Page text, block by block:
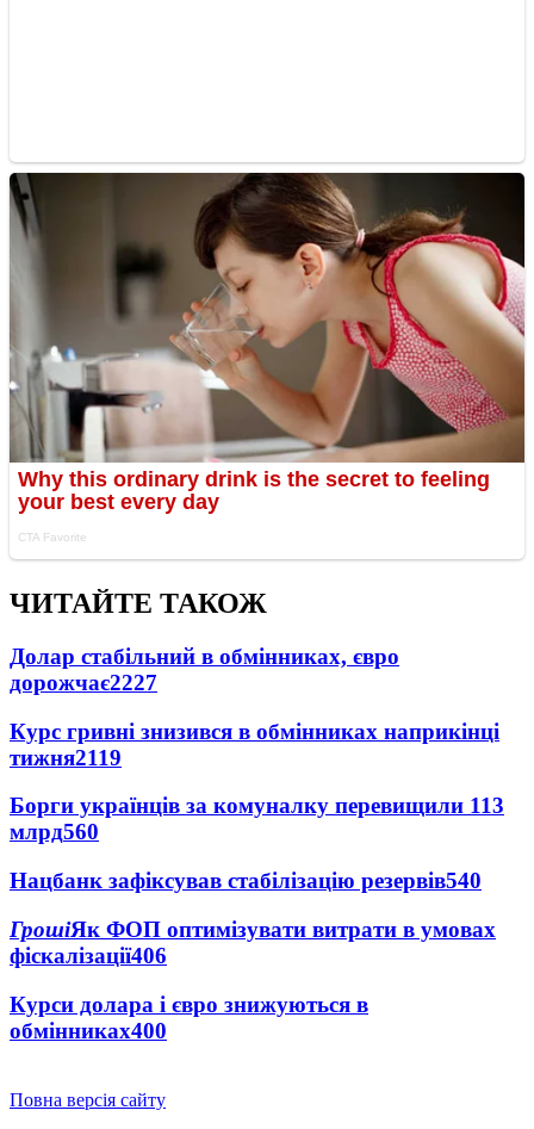
ЧИТАЙТЕ ТАКОЖ
Долар стабільний в обмінниках, євро
дорожчає2227
Курс гривні знизився в обмінниках наприкінці
тижня2119
Борги українців за комуналку перевищили 113
млрд560
Нацбанк зафіксував стабілізацію резервів540
ГрошіЯк ФОП оптимізувати витрати в умовах
фіскалізації406
Курси долара і євро знижуються в
обмінниках400
Повна версія сайту